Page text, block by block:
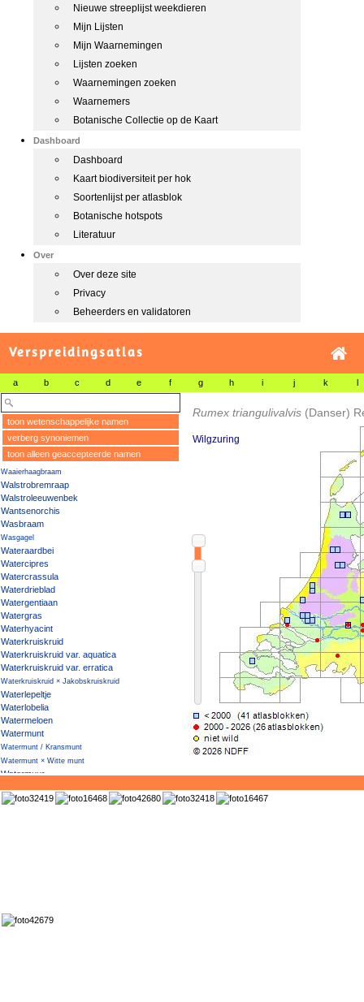
Nieuwe streeplijst weekdieren
Mijn Lijsten
Mijn Waarnemingen
Lijsten zoeken
Waarnemingen zoeken
Waarnemers
Botanische Collectie op de Kaart
Dashboard
Dashboard
Kaart biodiversiteit per hok
Soortenlijst per atlasblok
Botanische hotspots
Literatuur
Over
Over deze site
Privacy
Beheerders en validatoren
Verspreidingsatlas
a b c d e f g h i j k l
toon wetenschappelijke namen
verberg synoniemen
toon alleen geaccepteerde namen
Waaierhaagbraam
Walstrobremraap
Walstroleeuwenbek
Wantsenorchis
Wasbraam
Wasgagel
Wateraardbei
Watercipres
Watercrassula
Waterdrieblad
Watergentiaan
Watergras
Waterhyacint
Waterkruiskruid
Waterkruiskruid var. aquatica
Waterkruiskruid var. erratica
Waterkruiskruid × Jakobskruiskruid
Waterlepeltje
Waterlobelia
Watermeloen
Watermunt
Watermunt / Kransmunt
Watermunt × Witte munt
Watermuur
Waterpeper
Waterwaaier
Waterzuring
Rumex triangulivalvis (Danser)
Wilgzuring